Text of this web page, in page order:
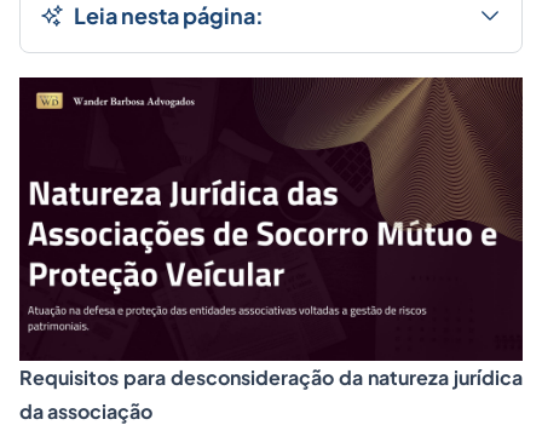
Leia nesta página:
Requisitos para desconsideração da natureza jurídica
da associação